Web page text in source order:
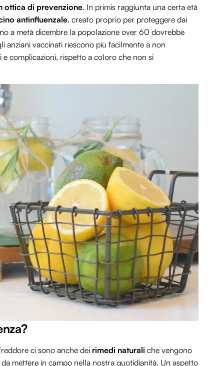
ottica di prevenzione. In primis raggiunta una certa età
antinfluenzale, creato proprio per proteggere dai
a metà dicembre la popolazione over 60 dovrebbe
anziani vaccinati riescono più facilmente a non
complicazioni, rispetto a coloro che non si
ci sono anche dei rimedi naturali che vengono
da mettere in campo nella nostra quotidianità. Un aspetto